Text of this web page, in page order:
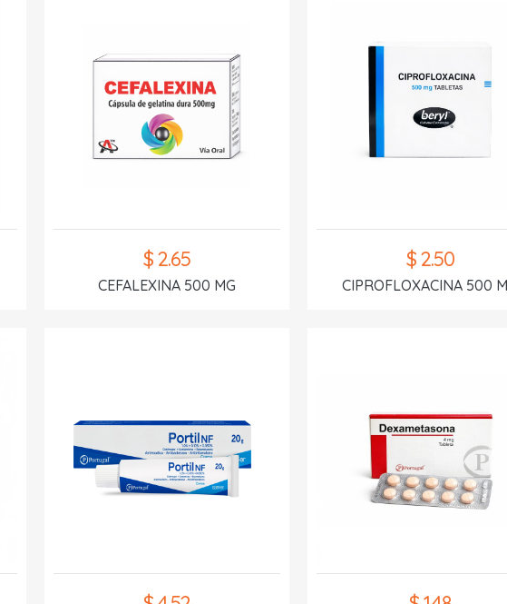
$ 2.65
CEFALEXINA 500 MG
$ 2.50
CIPROFLOXACINA 500